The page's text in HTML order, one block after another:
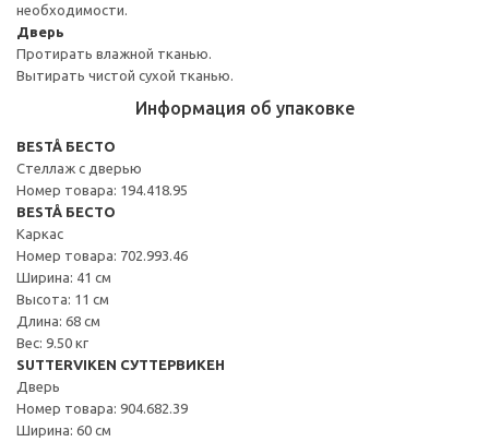
необходимости.
Дверь
Протирать влажной тканью.
Вытирать чистой сухой тканью.
Информация об упаковке
BESTÅ БЕСТО
Стеллаж с дверью
Номер товара: 194.418.95
BESTÅ БЕСТО
Каркас
Номер товара: 702.993.46
Ширина: 41 см
Высота: 11 см
Длина: 68 см
Вес: 9.50 кг
SUTTERVIKEN СУТТЕРВИКЕН
Дверь
Номер товара: 904.682.39
Ширина: 60 см